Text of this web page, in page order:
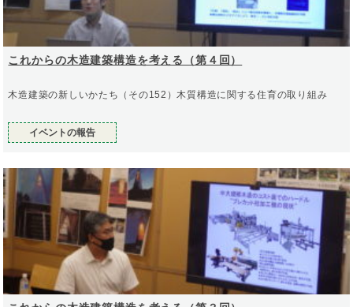
これからの木造建築構造を考える（第４回）
木造建築の新しいかたち（その152）木質構造に関する住育の取り組み
イベントの報告